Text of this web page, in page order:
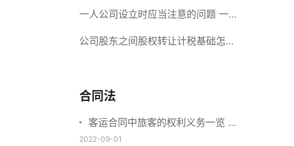
式？来了解下这五种形式
一人公司设立时应当注意的问题 一
人公司的特征
公司股东之间股权转让计税基础怎么
合什么要件？
合同法
客运合同中旅客的权利义务一览 主
要包括这些内容
2022-09-01